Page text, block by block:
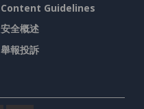
Content Guidelines
安全概述
舉報投訴